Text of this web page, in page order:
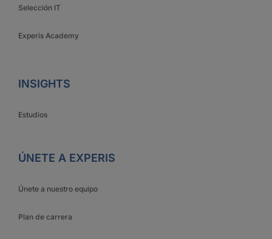
Selección IT
Experis Academy
INSIGHTS
Estudios
ÚNETE A EXPERIS
Únete a nuestro equipo
Plan de carrera